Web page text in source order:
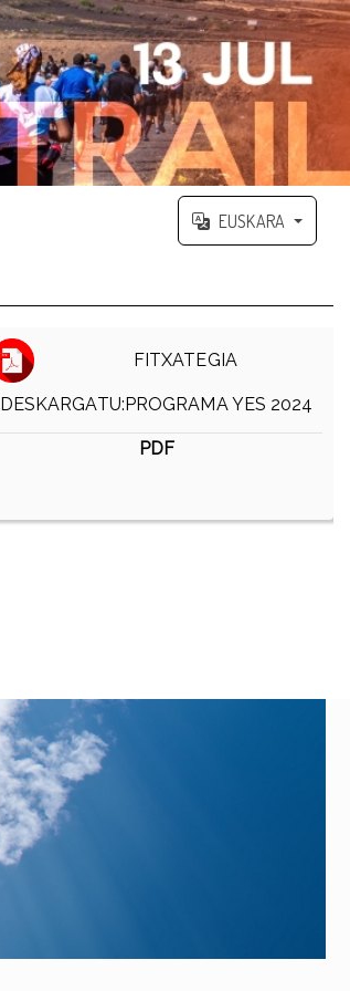
EUSKARA
FITXATEGIA
DESKARGATU:PROGRAMA YES 2024
PDF